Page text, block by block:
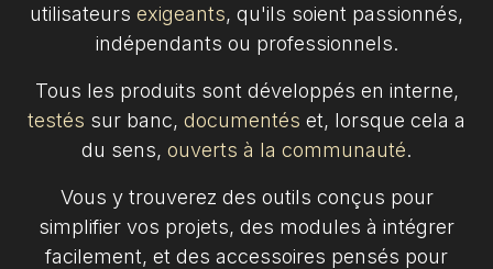
utilisateurs exigeants, qu'ils soient passionnés,
indépendants ou professionnels.
Tous les produits sont développés en interne,
testés sur banc, documentés et, lorsque cela a
du sens, ouverts à la communauté.
Vous y trouverez des outils conçus pour
simplifier vos projets, des modules à intégrer
facilement, et des accessoires pensés pour